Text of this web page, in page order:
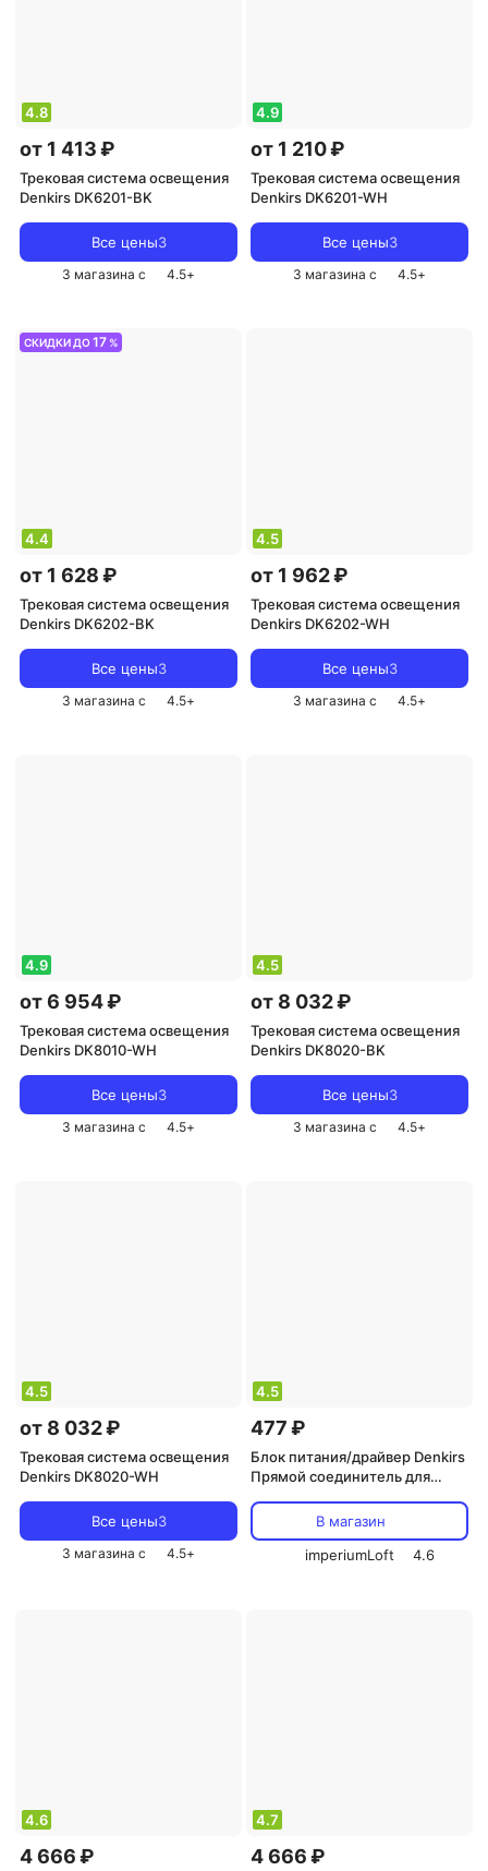
4.8
от 1 413 ₽
Трековая система освещения
Denkirs DK6201-BK
Все цены3
3 магазина с 4.5+
4.9
от 1 210 ₽
Трековая система освещения
Denkirs DK6201-WH
Все цены3
3 магазина с 4.5+
СКИДКИ ДО17 %
4.4
от 1 628 ₽
Трековая система освещения
Denkirs DK6202-BK
Все цены3
3 магазина с 4.5+
4.5
от 1 962 ₽
Трековая система освещения
Denkirs DK6202-WH
Все цены3
3 магазина с 4.5+
4.9
от 6 954 ₽
Трековая система освещения
Denkirs DK8010-WH
Все цены3
3 магазина с 4.5+
4.5
от 8 032 ₽
Трековая система освещения
Denkirs DK8020-BK
Все цены3
3 магазина с 4.5+
4.5
от 8 032 ₽
Трековая система освещения
Denkirs DK8020-WH
Все цены3
3 магазина с 4.5+
4.5
477 ₽
Блок питания/драйвер Denkirs
Прямой соединитель для
В магазин
imperiumLoft
4.6
4.6
4 666 ₽
4.7
4 666 ₽